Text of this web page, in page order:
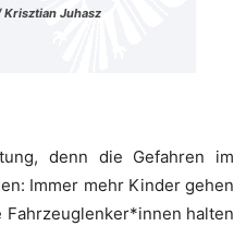
Krisztian Juhasz
denn die Gefahren im
Immer mehr Kinder gehen
halten